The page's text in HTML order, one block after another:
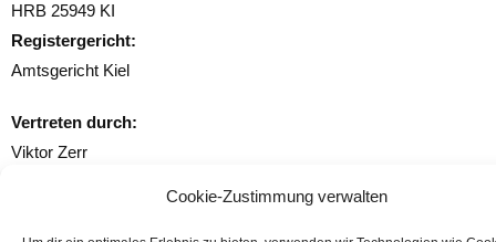
Cookie-Zustimmung verwalten
HRB 25949 KI
Registergericht:
Amtsgericht Kiel
Vertreten durch:
Viktor Zerr